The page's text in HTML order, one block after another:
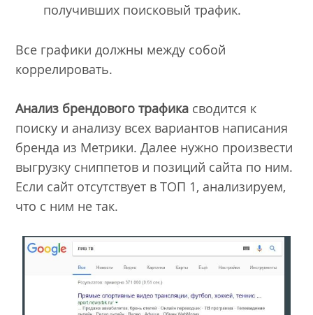
получивших поисковый трафик.
Все графики должны между собой
коррелировать.
Анализ брендового трафика сводится к
поиску и анализу всех вариантов написания
бренда из Метрики. Далее нужно произвести
выгрузку сниппетов и позиций сайта по ним.
Если сайт отсутствует в ТОП 1, анализируем,
что с ним не так.